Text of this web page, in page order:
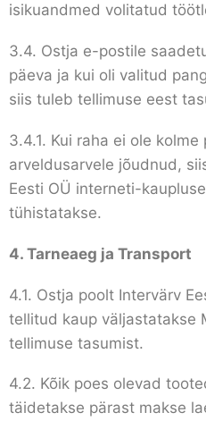
isikuandmed volitatud
3.4. Ostja e-postile
päeva ja kui oli valitud
siis tuleb tellimuse eest
3.4.1. Kui raha ei ole
arveldusarvele jõudnud,
Eesti OÜ interneti-
tühistatakse.
4. Tarneaeg ja Transport
4.1. Ostja poolt Intervärv
tellitud kaup väljastatakse
tellimuse tasumist.
4.2. Kõik poes olevad
täidetakse pärast makse